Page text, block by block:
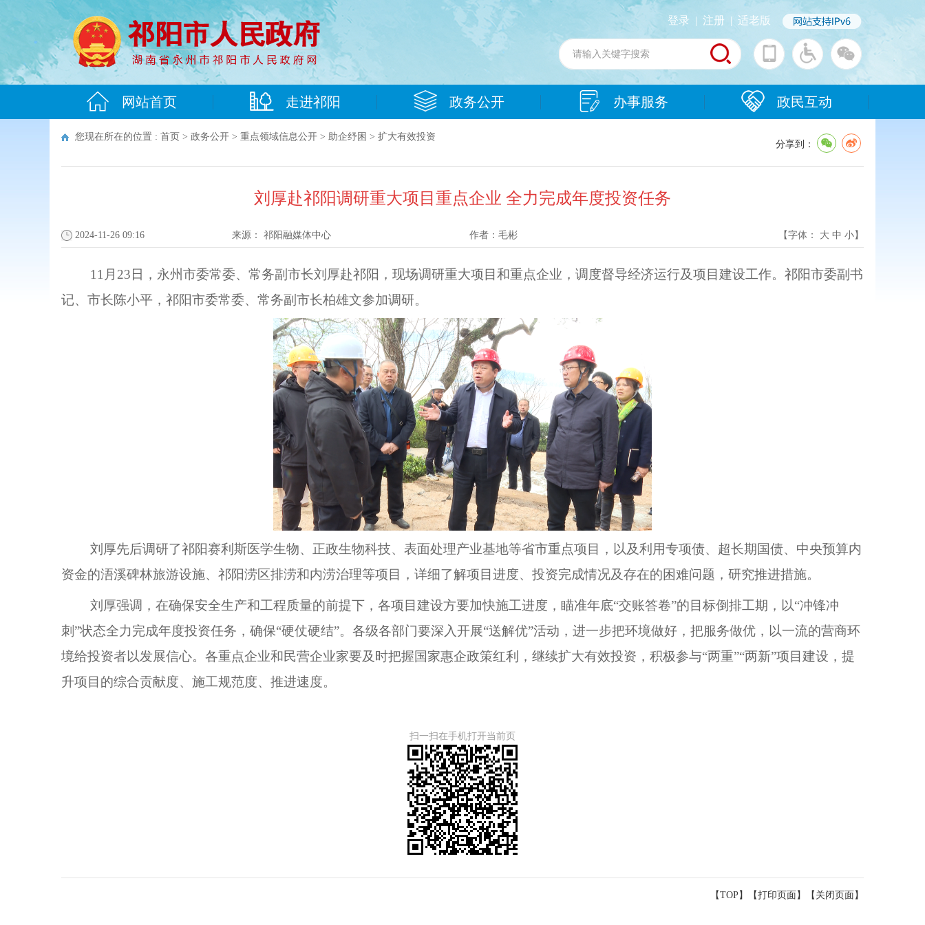
登录 | 注册 | 适老版
网站首页 走进祁阳 政务公开 办事服务 政民互动
您现在所在的位置 : 首页 > 政务公开 > 重点领域信息公开 > 助企纾困 > 扩大有效投资
分享到：
刘厚赴祁阳调研重大项目重点企业 全力完成年度投资任务
2024-11-26 09:16 来源： 祁阳融媒体中心 作者： 毛彬 【字体： 大 中 小】
11月23日，永州市委常委、常务副市长刘厚赴祁阳，现场调研重大项目和重点企业，调度督导经济运行及项目建设工作。祁阳市委副书
记、市长陈小平，祁阳市委常委、常务副市长柏雄文参加调研。
刘厚先后调研了祁阳赛利斯医学生物、正政生物科技、表面处理产业基地等省市重点项目，以及利用专项债、超长期国债、中央预算内
资金的浯溪碑林旅游设施、祁阳涝区排涝和内涝治理等项目，详细了解项目进度、投资完成情况及存在的困难问题，研究推进措施。
刘厚强调，在确保安全生产和工程质量的前提下，各项目建设方要加快施工进度，瞄准年底“交账答卷”的目标倒排工期，以“冲锋冲
刺”状态全力完成年度投资任务，确保“硬仗硬结”。各级各部门要深入开展“送解优”活动，进一步把环境做好，把服务做优，以一流的营商环
境给投资者以发展信心。各重点企业和民营企业家要及时把握国家惠企政策红利，继续扩大有效投资，积极参与“两重”“两新”项目建设，提
升项目的综合贡献度、施工规范度、推进速度。
扫一扫在手机打开当前页
【TOP】 【打印页面 】【 关闭页面 】